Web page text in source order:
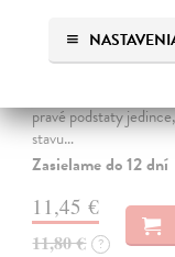
Noe Miroslav| Kniha
pravé podstaty
stavu…
Zasielame do 12 dní
11,45 €
11,80 € ?